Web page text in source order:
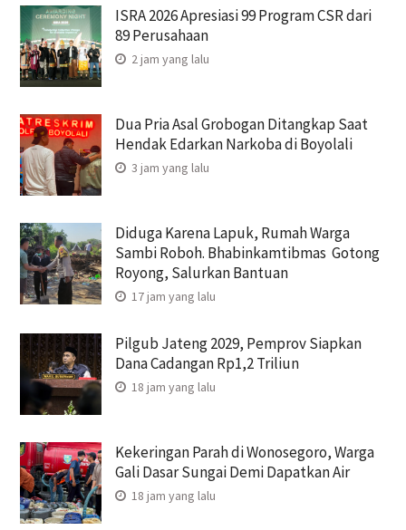
ISRA 2026 Apresiasi 99 Program CSR dari
89 Perusahaan
2 jam yang lalu
Dua Pria Asal Grobogan Ditangkap Saat
Hendak Edarkan Narkoba di Boyolali
3 jam yang lalu
Diduga Karena Lapuk, Rumah Warga
Sambi Roboh. Bhabinkamtibmas Gotong
Royong, Salurkan Bantuan
17 jam yang lalu
Pilgub Jateng 2029, Pemprov Siapkan
Dana Cadangan Rp1,2 Triliun
18 jam yang lalu
Kekeringan Parah di Wonosegoro, Warga
Gali Dasar Sungai Demi Dapatkan Air
18 jam yang lalu